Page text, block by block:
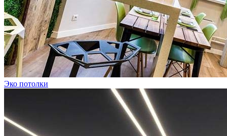
Эко потолки